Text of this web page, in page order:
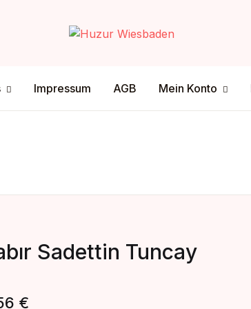
Impressum AGB Mein Konto
Sadettin Tuncay
€